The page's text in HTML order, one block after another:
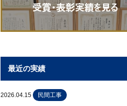
最近の実績
2026.04.15 民間工事